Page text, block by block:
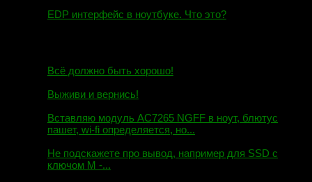
EDP интерфейс в ноутбуке. Что это?
Всё должно быть хорошо!
Выживи и вернись!
Вставляю модуль AC7265 NGFF в ноут, блютус
пашет, wi-fi определяется, но...
Не подскажете про вывод, например для SSD c
ключом М -...